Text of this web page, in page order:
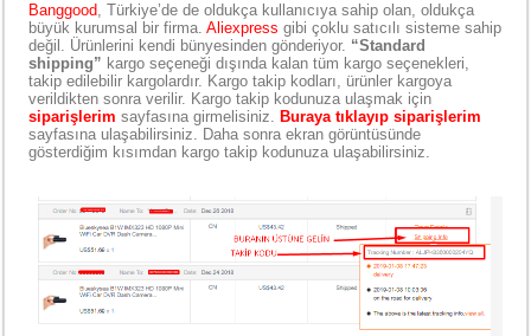
Banggood, Türkiye’de de oldukça kullanıcıya sahip olan, oldukça
büyük kurumsal bir firma.Aliexpress gibi çoklu satıcılı sisteme sahip
değil. Ürünlerini kendi bünyesinden gönderiyor. “Standard
shipping” kargo seçeneği dışında kalan tüm kargo seçenekleri,
takip edilebilir kargolardır. Kargo takip kodları, ürünler kargoya
verildikten sonra verilir. Kargo takip kodunuza ulaşmak için
siparişlerim sayfasına girmelisiniz. Buraya tıklayıp siparişlerim
sayfasına ulaşabilirsiniz. Daha sonra ekran görüntüsünde
gösterdiğim kısımdan kargo takip kodunuza ulaşabilirsiniz.